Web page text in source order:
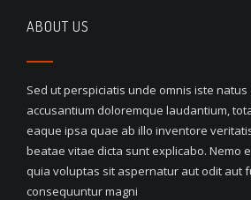
ABOUT US
Sed ut perspiciatis unde omnis iste
accusantium doloremque laudantium,
eaque ipsa quae ab illo inventore
beatae vitae dicta sunt explicabo. Nemo
quia voluptas sit aspernatur aut odit aut
consequuntur magni